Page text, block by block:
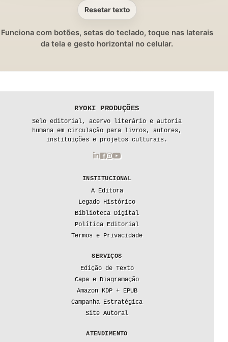
Resetar texto
Funciona com botões, setas do teclado, toque nas laterais
da tela e gesto horizontal no celular.
RYOKI PRODUÇÕES
Selo editorial, acervo literário e autoria
humana em circulação para livros, autores,
instituições e projetos culturais.
INSTITUCIONAL
A Editora
Legado Histórico
Biblioteca Digital
Política Editorial
Termos e Privacidade
SERVIÇOS
Edição de Texto
Capa e Diagramação
Amazon KDP + EPUB
Campanha Estratégica
Site Autoral
ATENDIMENTO